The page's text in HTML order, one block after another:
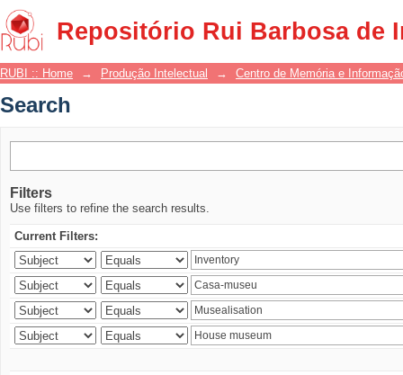
Repositório Rui Barbosa de
Search
RUBI :: Home → Produção Intelectual → Centro de Memória e
Search
Filters
Use filters to refine the search results.
Current Filters: